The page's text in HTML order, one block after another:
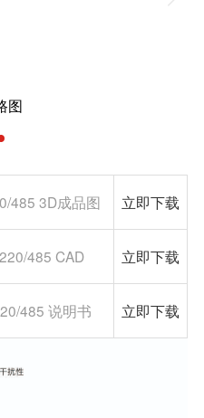
图
485 3D成品图 立即下载
485 CAD 立即下载
485 说明书 立即下载